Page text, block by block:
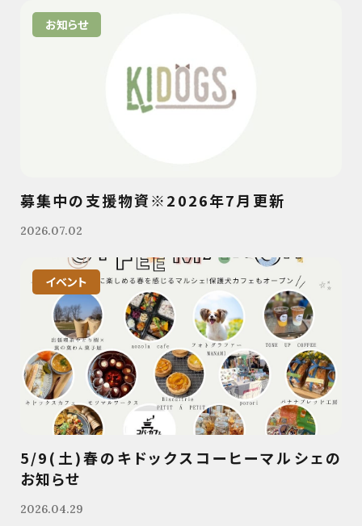
お知らせ
募集中の支援物資※2026年7月更新
2026.07.02
イベント
5/9(土)春のキドックスコーヒーマルシェの
お知らせ
2026.04.29